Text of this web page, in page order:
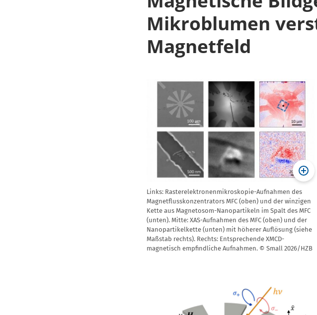
Mikroblumen
Magnetfeld
Links: Rasterelektronenmikroskopie-Aufnahmen des
Magnetflusskonzentrators MFC (oben) und der winzigen
Kette aus Magnetosom-Nanopartikeln im Spalt des MFC
(unten). Mitte: XAS-Aufnahmen des MFC (oben) und der
Nanopartikelkette (unten) mit höherer Auflösung (siehe
Maßstab rechts). Rechts: Entsprechende XMCD-
magnetisch empfindliche Aufnahmen. © Small 2026/HZB